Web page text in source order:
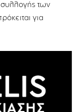
συλλογής των
για